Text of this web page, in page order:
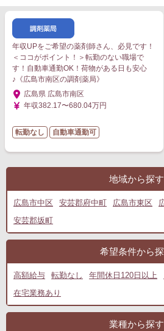
年収UPをご希望の薬剤師さん、必見です！
＜ココがポイント！＞転勤のない職場で
す！自動車通勤OK！荷物がある日も安心
♪《広島市南区の調剤薬局》
広島県 広島市南区
年収382.17〜680.04万円
転勤なし 自動車通勤可
地域から探す
広島市中区 安芸郡府中町 広島市東区
安芸郡坂町
希望条件から
高額給与 転勤なし 年間休日120日以上
在宅業務あり
業種から探す